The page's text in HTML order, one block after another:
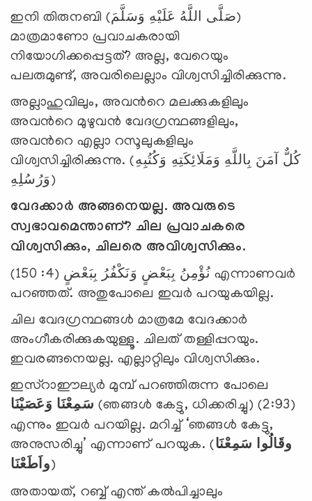
ഇനി തിരുനബി (صَلَّى اللَّهُ عَلَيْهِ وَسَلَّمَ)
മാത്രമാണോ പ്രവാചകരായി
നിയോഗിക്കപ്പെട്ടത്? അല്ല, വേറെയും
പലരുമുണ്ട്, അവരിലെല്ലാം വിശ്വസിച്ചിരിക്കുന്നു.
അല്ലാഹുവിലും, അവന്‍റെ മലക്കുകളിലും
അവന്‍റെ മുഴുവന്‍ വേദഗ്രന്ഥങ്ങളിലും,
അവന്‍റെ എല്ലാ റസൂലുകളിലും
വിശ്വസിച്ചിരിക്കുന്നു. (كُلٌّ آمَنَ بِاللَّهِ وَمَلَائِكَتِهِ وَكُتُبِهِ
وَرُسُلِهِ)
വേദക്കാര്‍ അങ്ങനെയല്ല. അവരുടെ
സ്വഭാവമെന്താണ്? ചില പ്രവാചകരെ
വിശ്വസിക്കും, ചിലരെ അവിശ്വസിക്കും.
نُؤْمِنُ بِبَعْضٍ وَنَكْفُرُ بِبَعْضٍ (4: 150) എന്നാണവര്‍
പറഞ്ഞത്. അതുപോലെ ഇവര്‍ പറയുകയില്ല.
ചില വേദഗ്രന്ഥങ്ങള്‍ മാത്രമേ വേദക്കാര്‍
അംഗീകരിക്കുകയുള്ളൂ. ചിലത് തള്ളിപ്പറയും.
ഇവരങ്ങനെയല്ല. എല്ലാറ്റിലും വിശ്വസിക്കും.
ഇസ്‌റാഈല്യര്‍ മുമ്പ് പറഞ്ഞിരുന്ന പോലെ
سَمِعْنَا وَعَصَيْنَا
(ഞങ്ങള്‍ കേട്ടു, ധിക്കരിച്ചു) (2:93)
എന്നും ഇവര്‍ പറയില്ല. മറിച്ച് ‘ഞങ്ങള്‍ കേട്ടു,
അനുസരിച്ചു’ എന്നാണ് പറയുക. (
وقَالُوا سَمِعْنَا
واَطَعْنَا)
അതായത്, റബ്ബ് എന്ത് കല്‍പിച്ചാലും